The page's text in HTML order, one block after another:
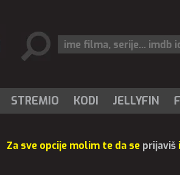
STREMIO KODI JELLYFIN
Za sve opcije molim te da se prijaviš